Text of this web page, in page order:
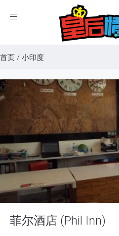
Toggle
首页 / 小印度
菲尔酒店 (Phil Inn)